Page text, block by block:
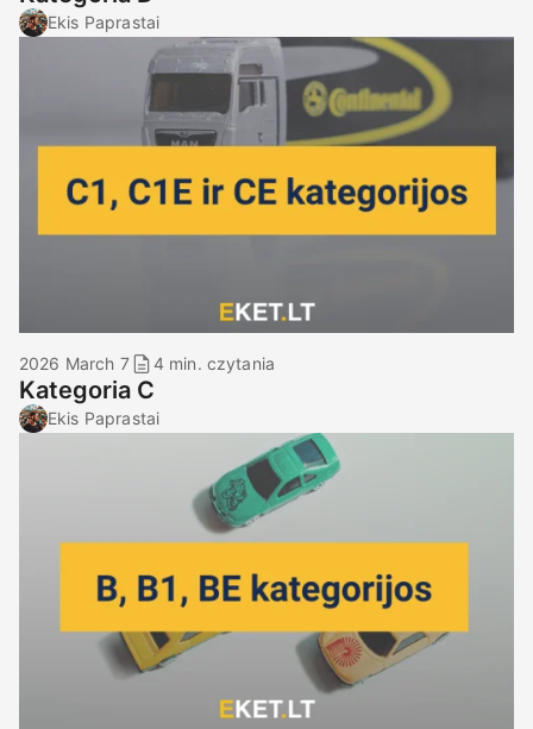
Ekis Paprastai
2026 March 7 4 min. czytania
Kategoria C
Ekis Paprastai